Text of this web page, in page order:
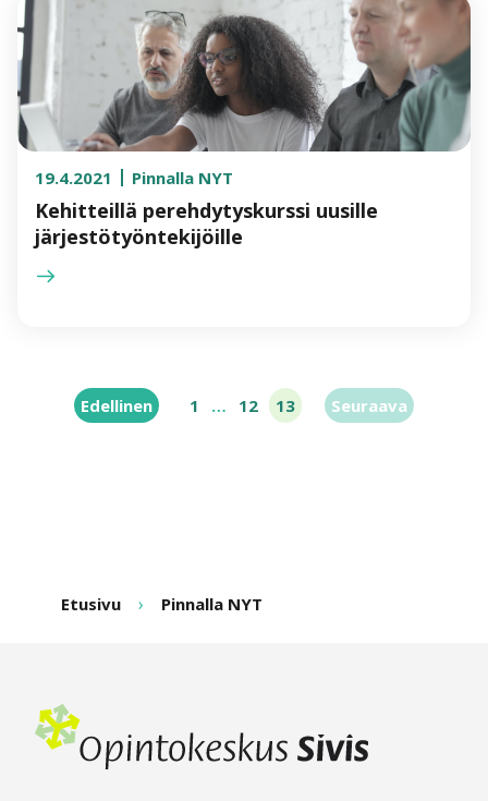
19.4.2021 Pinnalla NYT
Kehitteillä perehdytyskurssi uusille
järjestötyöntekijöille
Sivutus
Edellinen 1 … 12 13 Seuraava
Etusivu Pinnalla NYT